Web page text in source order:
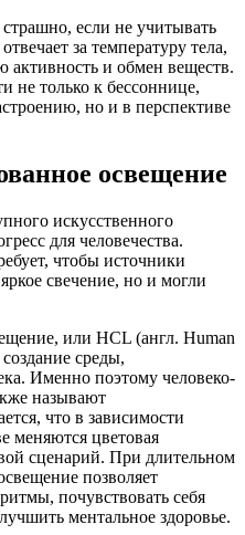
если не учитывать
за температуру тела,
и обмен веществ.
не только к бессоннице,
но и в перспективе
освещение
искусственного
для человечества.
чтобы источники
свечение, но и могли
или HCL (англ. Human
среды,
Именно поэтому человеко-
называют
что в зависимости
меняются цветовая
сценарий. При длительном
позволяет
почувствовать себя
ментальное здоровье.